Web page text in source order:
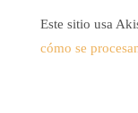
Este sitio usa
cómo se